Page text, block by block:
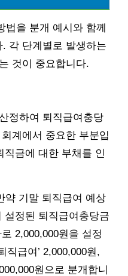
법을 분개 예시와 함께
각 단계별로 발생하는
것이 중요합니다.
정하여 퇴직급여충당
계에서 중요한 부분입
직금에 대한 부채를 인
약 기말 퇴직급여 예상
설정된 퇴직급여충당금
2,000,000원을 설정
직급여’ 2,000,000원,
원으로 분개합니